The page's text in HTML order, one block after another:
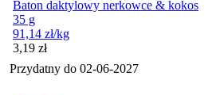
Baton daktylowy nerkowce & kokos
35 g
91,14 zł/kg
Cena
3,19 zł
Przydatny do 02-06-2027